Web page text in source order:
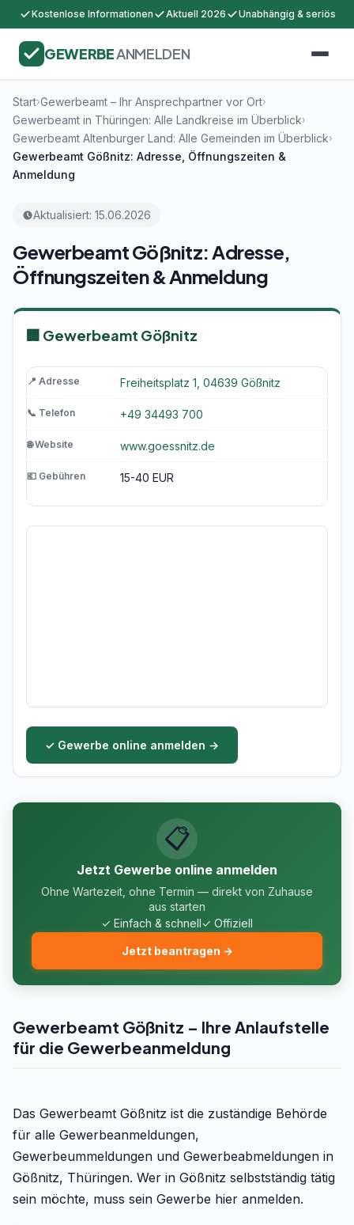
Kostenlose Informationen Aktuell 2026 Unabhängig & seriös
GEWERBEANMELDEN
Start›Gewerbeamt – Ihr Ansprechpartner vor Ort›
Gewerbeamt in Thüringen: Alle Landkreise im Überblick›
Gewerbeamt Altenburger Land: Alle Gemeinden im Überblick›
Gewerbeamt Gößnitz: Adresse, Öffnungszeiten &
Anmeldung
Aktualisiert: 15.06.2026
Gewerbeamt Gößnitz: Adresse,
Öffnungszeiten & Anmeldung
🏢 Gewerbeamt Gößnitz
📍 Adresse Freiheitsplatz 1, 04639 Gößnitz
📞 Telefon +49 34493 700
🌐 Website www.goessnitz.de
💶 Gebühren 15-40 EUR
✓ Gewerbe online anmelden →
📋
Jetzt Gewerbe online anmelden
Ohne Wartezeit, ohne Termin — direkt von Zuhause
aus starten
✓ Einfach & schnell✓ Offiziell
Jetzt beantragen →
Gewerbeamt Gößnitz – Ihre Anlaufstelle
für die Gewerbeanmeldung
Das Gewerbeamt Gößnitz ist die zuständige Behörde
für alle Gewerbeanmeldungen,
Gewerbeummeldungen und Gewerbeabmeldungen in
Gößnitz, Thüringen. Wer in Gößnitz selbstständig tätig
sein möchte, muss sein Gewerbe hier anmelden.